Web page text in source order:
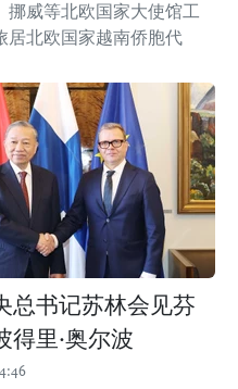
挪威等北欧国家大使馆工
居北欧国家越南侨胞代
总书记苏林会见芬
得里·奥尔波